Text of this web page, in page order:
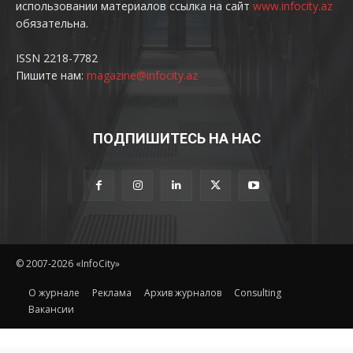
использовании материалов ссылка на сайт www.infocity.az
обязательна.
ISSN 2218-7782
Пишите нам: magazine@infocity.az
ПОДПИШИТЕСЬ НА НАС
© 2007-2026 «InfoCity»
O журнале Реклама Архив журналов
Consulting
Вакансии